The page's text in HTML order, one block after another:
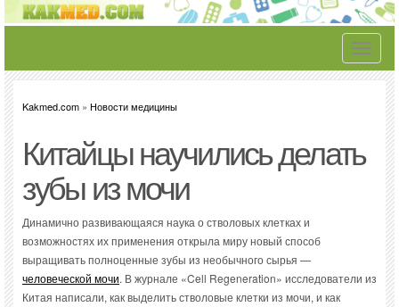
Toggle
Kakmed.com » Новости медицины
Китайцы научились делать
зубы из мочи
Динамично развивающаяся наука о стволовых клетках и
возможностях их применения открыла миру новый способ
выращивать полноценные зубы из необычного сырья —
человеческой мочи. В журнале «Cell Regeneration» исследователи из
Китая написали, как выделить стволовые клетки из мочи, и как